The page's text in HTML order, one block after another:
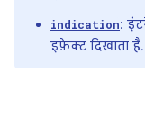
indication:
इफ़ेक्ट दिखाता है.